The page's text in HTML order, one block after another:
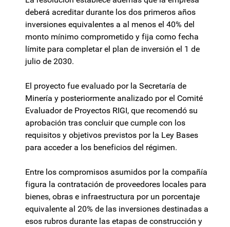
deberá acreditar durante los dos primeros años
inversiones equivalentes a al menos el 40% del
monto mínimo comprometido y fija como fecha
límite para completar el plan de inversión el 1 de
julio de 2030.
El proyecto fue evaluado por la Secretaría de
Minería y posteriormente analizado por el Comité
Evaluador de Proyectos RIGI, que recomendó su
aprobación tras concluir que cumple con los
requisitos y objetivos previstos por la Ley Bases
para acceder a los beneficios del régimen.
Entre los compromisos asumidos por la compañía
figura la contratación de proveedores locales para
bienes, obras e infraestructura por un porcentaje
equivalente al 20% de las inversiones destinadas a
esos rubros durante las etapas de construcción y